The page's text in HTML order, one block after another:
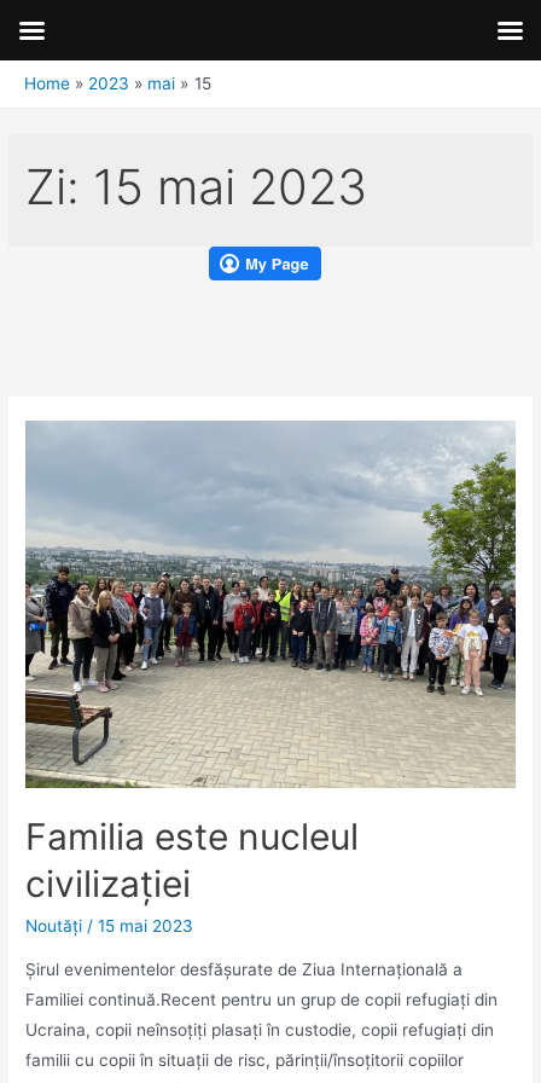
Home 2023 mai 15
Zi: 15 mai 2023
Familia este nucleul
civilizației
Noutăţi /15 mai 2023
Șirul evenimentelor desfășurate de Ziua Internațională a
Familiei continuă.Recent pentru un grup de copii refugiați din
Ucraina, copii neînsoțiți plasați în custodie, copii refugiați din
familii cu copii în situații de risc, părinții/însoțitorii copiilor